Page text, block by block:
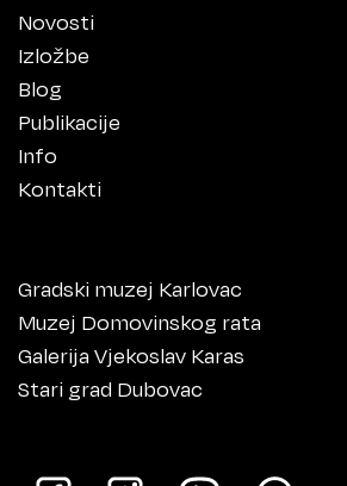
Novosti
Izložbe
Blog
Publikacije
Info
Kontakti
Gradski muzej Karlovac
Muzej Domovinskog rata
Galerija Vjekoslav Karas
Stari grad Dubovac